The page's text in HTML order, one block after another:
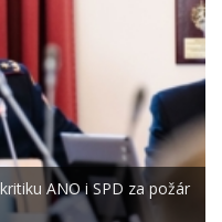
ANO i SPD za požár